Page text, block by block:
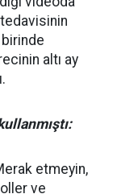
birinde
altı ay
etmeyin,
ve